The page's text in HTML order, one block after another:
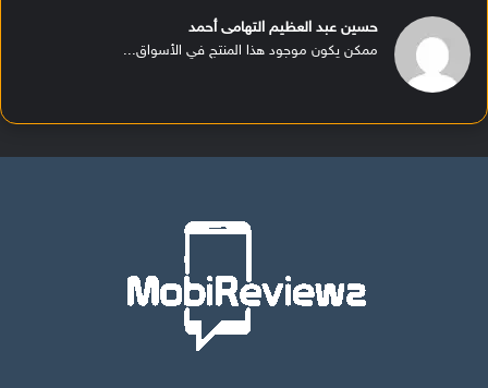
حسين عبد العظيم التهامى أحمد
ممكن يكون موجود هذا المنتج في الأسواق...